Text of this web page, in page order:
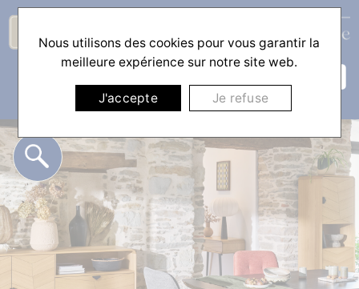
☰
Nous utilisons des cookies pour vous garantir la
meilleure expérience sur notre site web.
J'accepte Je refuse